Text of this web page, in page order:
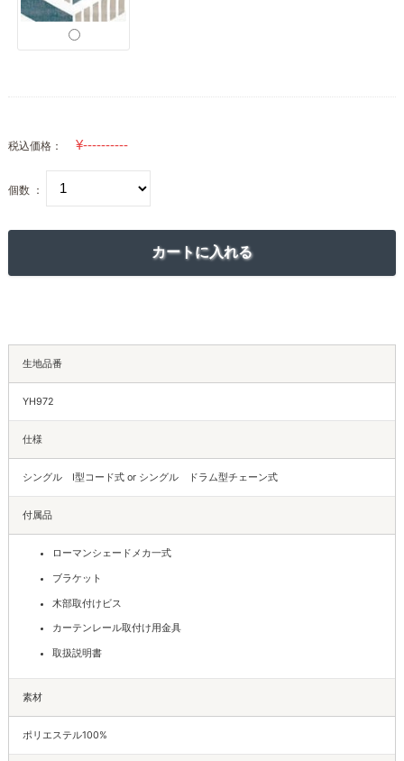
税込価格：
個数 ：
生地品番
YH972
仕様
シングル I型コード式 or シングル ドラム型チェーン式
付属品
ローマンシェードメカ一式
ブラケット
木部取付けビス
カーテンレール取付け用金具
取扱説明書
素材
ポリエステル100%